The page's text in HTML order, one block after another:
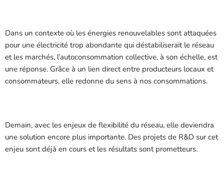
Dans un contexte où les énergies renouvelables sont attaquées
pour une électricité trop abondante qui déstabiliserait le réseau
et les marchés, l’autoconsommation collective, à son échelle, est
une réponse. Grâce à un lien direct entre producteurs locaux et
consommateurs, elle redonne du sens à nos consommations.
Demain, avec les enjeux de flexibilité du réseau, elle deviendra
une solution encore plus importante. Des projets de R&D sur cet
enjeu sont déjà en cours et les résultats sont prometteurs.